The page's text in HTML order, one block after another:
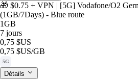
🎁 $0.75 + VPN | [5G] Vodafone/O2
(1GB/7Days) - Blue route
1GB
7 jours
0,75 $US
0,75 $US/GB
5G
Détails